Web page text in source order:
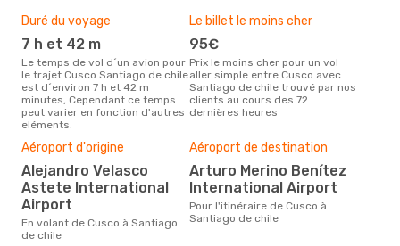
Duré du voyage
7 h et 42 m
Le temps de vol d´un avion pour
le trajet Cusco Santiago de chile
est d´environ 7 h et 42 m
minutes, Cependant ce temps
peut varier en fonction d'autres
eléments.
Le billet le moins cher
95€
Prix le moins cher pour un vol
aller simple entre Cusco avec
Santiago de chile trouvé par nos
clients au cours des 72
dernières heures
Aéroport d'origine
Alejandro Velasco
Astete International
Airport
En volant de Cusco à Santiago
de chile
Aéroport de destination
Arturo Merino Benítez
International Airport
Pour l'itinéraire de Cusco à
Santiago de chile